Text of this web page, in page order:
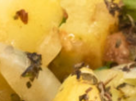
dippen & teilen.